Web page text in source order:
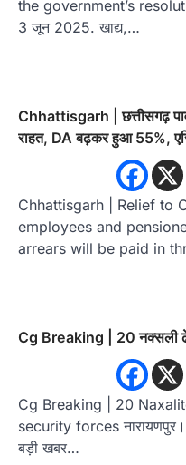
the government’s
3 जून 2025. खाद्य,…
Chhattisgarh | छत्तीसगढ़
राहत, DA बढ़कर हुआ 55%,
Chhattisgarh | Relief to
employees and
arrears will be paid in
Cg Breaking | 20 नक्सली
Cg Breaking | 20
security forces
बड़ी खबर…